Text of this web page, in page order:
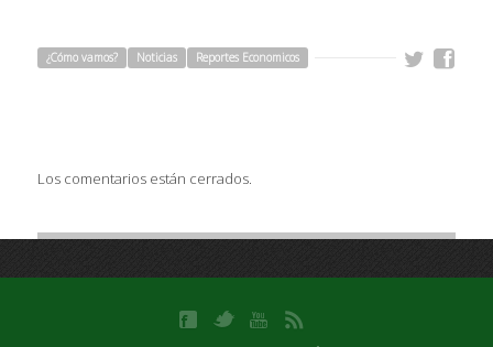
¿Cómo vamos? Noticias Reportes Economicos
Los comentarios están cerrados.